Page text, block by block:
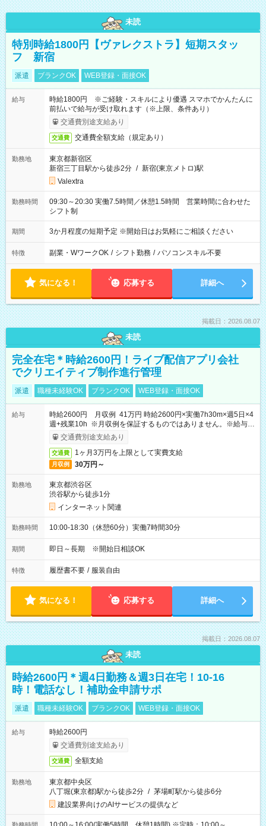
未読
特別時給1800円【ヴァレクストラ】短期スタッ
フ 新宿
派遣 ブランクOK WEB登録・面接OK
給与
時給1800円 ※ご経験・スキルにより優遇 スマホでかんたんに
前払いで給与が受け取れます（※上限、条件あり）
交通費別途支給あり
交通費 交通費全額支給（規定あり）
勤務地
東京都新宿区
新宿三丁目駅から徒歩2分 / 新宿(東京メトロ)駅
Valextra
勤務時間
09:30～20:30 実働7.5時間／休憩1.5時間 営業時間に合わせた
シフト制
期間 3か月程度の短期予定 ※開始日はお気軽にご相談ください
特徴 副業・WワークOK / シフト勤務 / パソコンスキル不要
気になる！ 応募する 詳細へ
掲載日：2026.08.07
未読
完全在宅＊時給2600円！ライブ配信アプリ会社
でクリエイティブ制作進行管理
派遣 職種未経験OK ブランクOK WEB登録・面接OK
給与
時給2600円 月収例 41万円 時給2600円×実働7h30m×週5日×4
週+残業10h ※月収例を保証するものではありません。※給与即
受取りサービス利用可（利用条件有）
交通費別途支給あり
交通費 1ヶ月3万円を上限として実費支給
月収例 30万円～
勤務地
東京都渋谷区
渋谷駅から徒歩1分
インターネット関連
勤務時間 10:00-18:30（休憩60分）実働7時間30分
期間 即日～長期 ※開始日相談OK
特徴 履歴書不要 / 服装自由
気になる！ 応募する 詳細へ
掲載日：2026.08.07
未読
時給2600円＊週4日勤務＆週3日在宅！10-16
時！電話なし！補助金申請サポ
派遣 職種未経験OK ブランクOK WEB登録・面接OK
給与
時給2600円
交通費別途支給あり
交通費 全額支給
勤務地
東京都中央区
八丁堀(東京都)駅から徒歩2分 / 茅場町駅から徒歩6分
建設業界向けのAIサービスの提供など